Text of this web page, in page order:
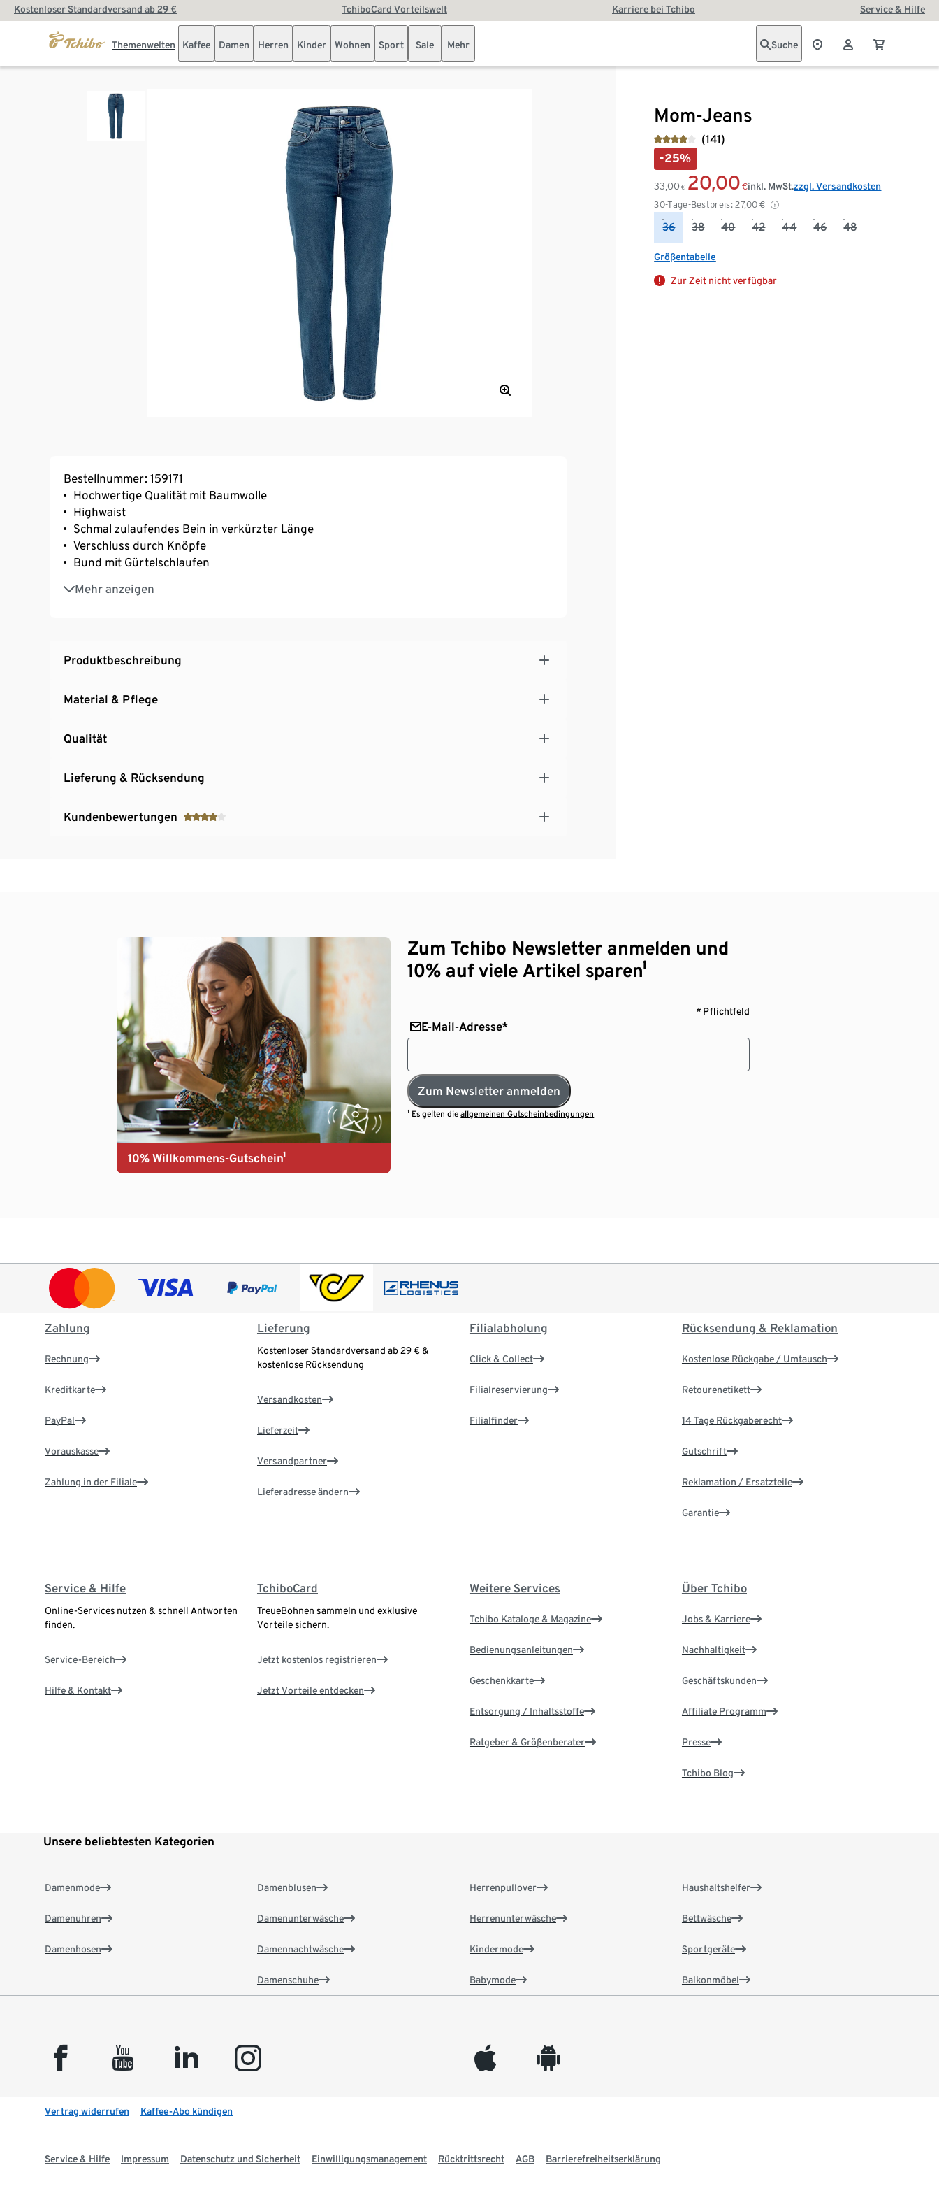
Kostenloser Standardversand ab 29 € TchiboCard Vorteilswelt Karriere bei Tchibo Service & Hilfe
Themenwelten Kaffee Damen Herren Kinder Wohnen Sport Sale Mehr Suche
Mom-Jeans
(141)
-25%
33,00 € 20,00 €
30-Tage-Bestpreis: 27,00 €
inkl. MwSt.zzgl. Versandkosten
36 38 40 42 44 46 48
Größentabelle
Zur Zeit nicht verfügbar
Bestellnummer: 159171
Hochwertige Qualität mit Baumwolle
Highwaist
Schmal zulaufendes Bein in verkürzter Länge
Verschluss durch Knöpfe
Bund mit Gürtelschlaufen
Mehr anzeigen
5-Pocket-Style
Leichte Waschung
Produktbeschreibung
Material & Pflege
Qualität
Lieferung & Rücksendung
Kundenbewertungen
10% Willkommens-Gutschein¹
Zum Tchibo Newsletter anmelden und
10% auf viele Artikel sparen¹
* Pflichtfeld
E-Mail-Adresse*
Zum Newsletter anmelden
¹ Es gelten dieallgemeinen Gutscheinbedingungen
Zahlung
Rechnung
Kreditkarte
PayPal
Vorauskasse
Zahlung in der Filiale
Lieferung
Kostenloser Standardversand ab 29 € &
kostenlose Rücksendung
Versandkosten
Lieferzeit
Versandpartner
Lieferadresse ändern
Filialabholung
Click & Collect
Filialreservierung
Filialfinder
Rücksendung & Reklamation
Kostenlose Rückgabe / Umtausch
Retourenetikett
14 Tage Rückgaberecht
Gutschrift
Reklamation / Ersatzteile
Garantie
Service & Hilfe
Online-Services nutzen & schnell Antworten
finden.
Service-Bereich
Hilfe & Kontakt
TchiboCard
TreueBohnen sammeln und exklusive
Vorteile sichern.
Jetzt kostenlos registrieren
Jetzt Vorteile entdecken
Weitere Services
Tchibo Kataloge & Magazine
Bedienungsanleitungen
Geschenkkarte
Entsorgung / Inhaltsstoffe
Ratgeber & Größenberater
Über Tchibo
Jobs & Karriere
Nachhaltigkeit
Geschäftskunden
Affiliate Programm
Presse
Tchibo Blog
Unsere beliebtesten Kategorien
Damenmode
Damenuhren
Damenhosen
Damenblusen
Damenunterwäsche
Damennachtwäsche
Damenschuhe
Herrenpullover
Herrenunterwäsche
Kindermode
Babymode
Haushaltshelfer
Bettwäsche
Sportgeräte
Balkonmöbel
facebook youtube linkedin instagram appleinc android
Vertrag widerrufen Kaffee-Abo kündigen
Service & Hilfe Impressum Datenschutz und Sicherheit Einwilligungsmanagement Rücktrittsrecht AGB Barrierefreiheitserklärung